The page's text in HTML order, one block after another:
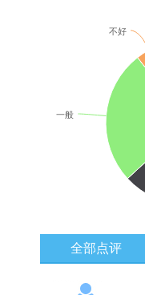
一般
不好
全部点评